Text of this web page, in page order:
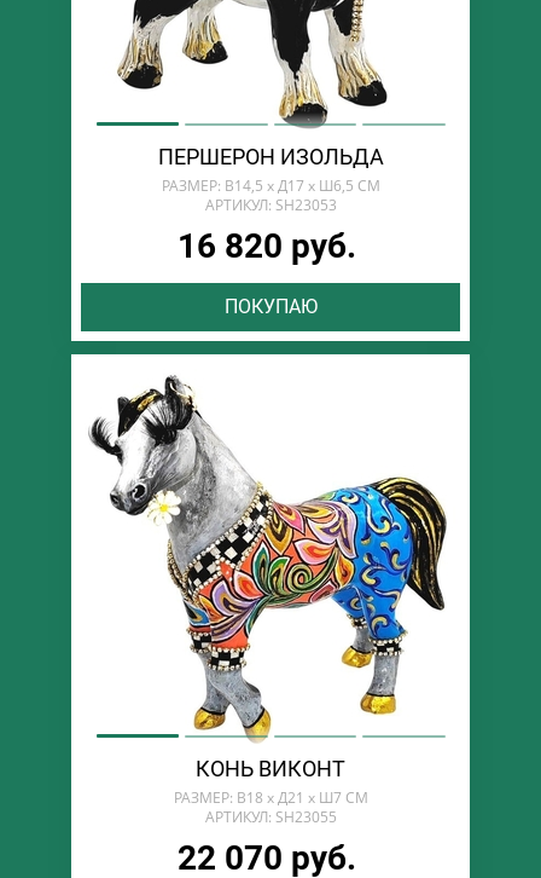
ПЕРШЕРОН ИЗОЛЬДА
РАЗМЕР: В14,5 х Д17 х Ш6,5 СМ
АРТИКУЛ: SH23053
16 820 руб.
ПОКУПАЮ
КОНЬ ВИКОНТ
РАЗМЕР: В18 х Д21 х Ш7 СМ
АРТИКУЛ: SH23055
22 070 руб.